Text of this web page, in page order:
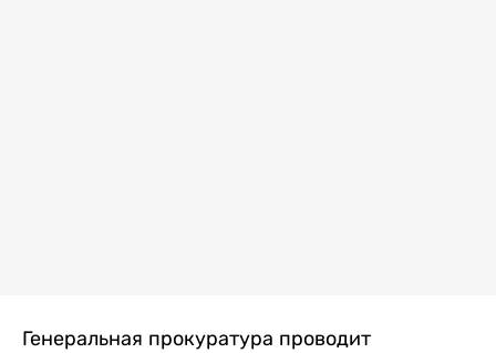
Генеральная прокуратура проводит